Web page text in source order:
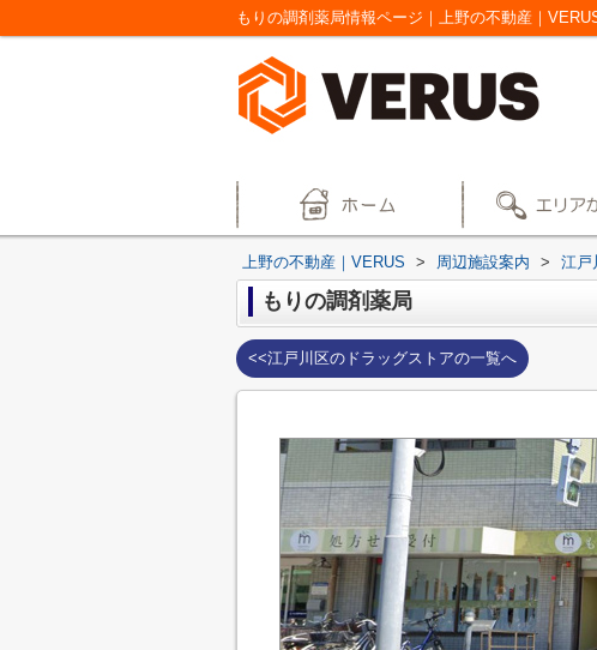
もりの調剤薬局情報ページ｜上野の不動産｜
上野の不動産｜VERUS > 周辺施設案内 > 江戸
もりの調剤薬局
<<江戸川区のドラッグストアの一覧へ